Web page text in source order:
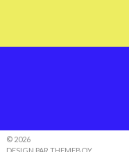
© 2026
DESIGN PAR THEMEBOY